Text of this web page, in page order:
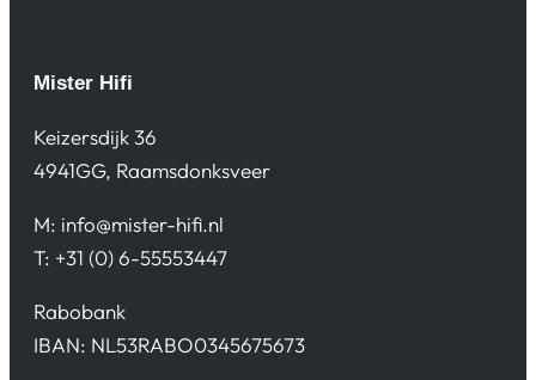
Mister Hifi
Keizersdijk 36
4941GG, Raamsdonksveer
M: info@mister-hifi.nl
T: +31 (0) 6-55553447
Rabobank
IBAN: NL53RABO0345675673